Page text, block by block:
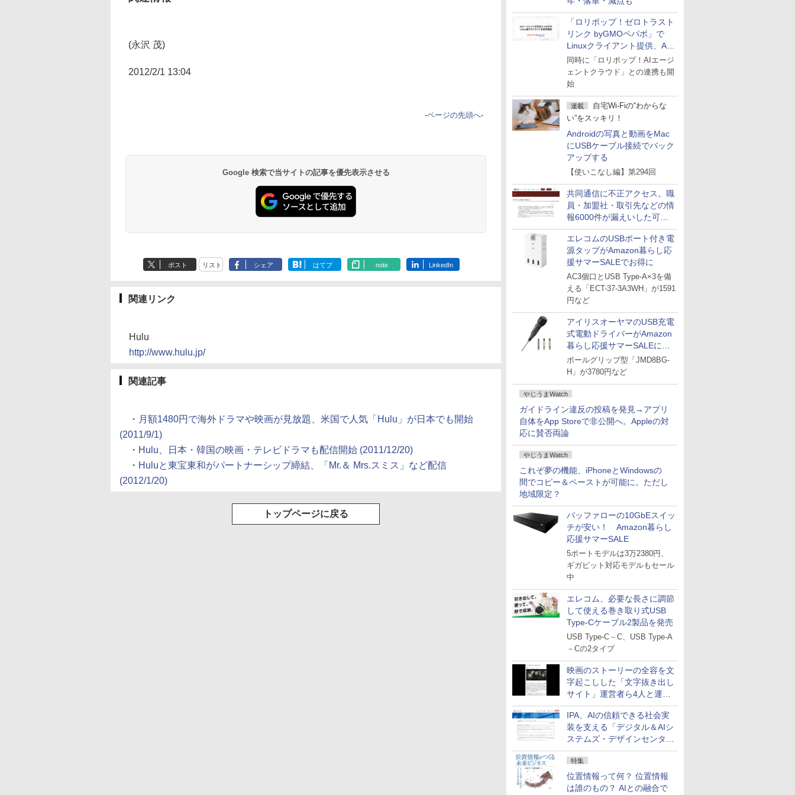
「ロリポップ！ゼロトラスト
リンク byGMOペパボ」で
Linuxクライアント提供、AI
エージェントの接続が容易に
同時に「ロリポップ！AIエージ
ェントクラウド」との連携も開
始
連載
自宅Wi-Fiの“わからな
い”をスッキリ！
Androidの写真と動画をMac
にUSBケーブル接続でバック
アップする
【使いこなし編】第294回
共同通信に不正アクセス。職
員・加盟社・取引先などの情
報6000件が漏えいした可能
性
エレコムのUSBポート付き電
源タップがAmazon暮らし応
援サマーSALEでお得に
AC3個口とUSB Type-A×3を備
える「ECT-37-3A3WH」が1591
円など
アイリスオーヤマのUSB充電
式電動ドライバーがAmazon
暮らし応援サマーSALEに登
場
ボールグリップ型「JMD8BG-
H」が3780円など
やじうまWatch
ガイドライン違反の投稿を発見→アプリ
自体をApp Storeで非公開へ。Appleの対
応に賛否両論
やじうまWatch
これぞ夢の機能、iPhoneとWindowsの
間でコピー＆ペーストが可能に。ただし
地域限定？
バッファローの10GbEスイッ
チが安い！ Amazon暮らし
応援サマーSALE
5ポートモデルは3万2380円、
ギガビット対応モデルもセール
中
エレコム、必要な長さに調節
して使える巻き取り式USB
Type-Cケーブル2製品を発売
USB Type-C－C、USB Type-A
－Cの2タイプ
映画のストーリーの全容を文
字起こしした「文字抜き出し
サイト」運営者ら4人と運営
法人に有罪判決
IPA、AIの信頼できる社会実
装を支える「デジタル＆AIシ
ステムズ・デザインセンタ
ー」新設
特集
位置情報って何？ 位置情報
は誰のもの？ AIとの融合で
(永沢 茂)
2012/2/1 13:04
-ページの先頭へ-
Google 検索で当サイトの記事を優先表示させる
ポスト リスト シェア はてブ note LinkedIn
関連リンク
Hulu
http://www.hulu.jp/
関連記事
・ 月額1480円で海外ドラマや映画が見放題、米国で人気「Hulu」が日本でも開始
(2011/9/1)
・ Hulu、日本・韓国の映画・テレビドラマも配信開始 (2011/12/20)
・ Huluと東宝東和がパートナーシップ締結、「Mr.＆ Mrs.スミス」など配信
(2012/1/20)
トップページに戻る